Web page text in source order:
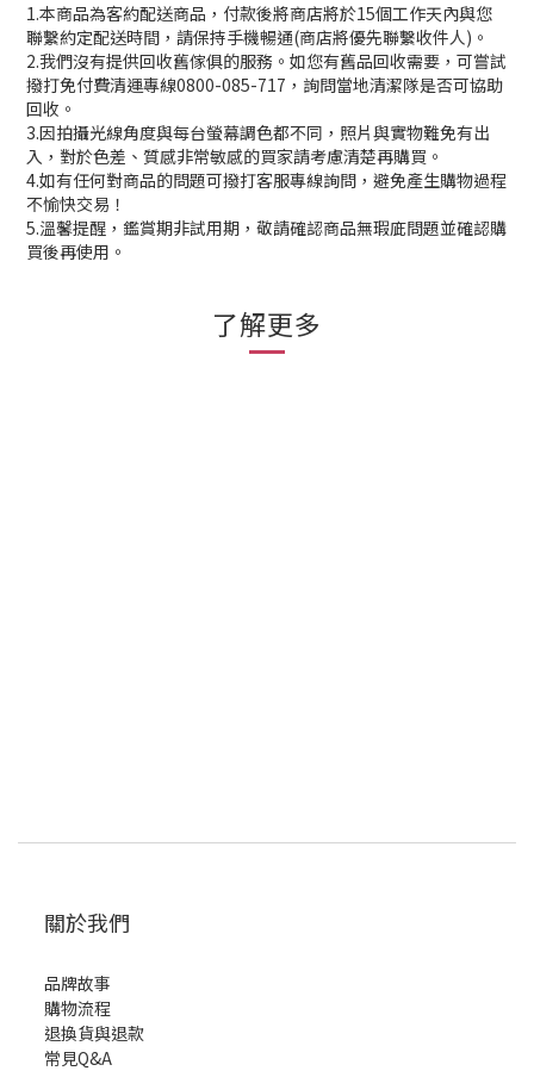
1.本商品為客約配送商品，付款後將商店將於15個工作天內與您
聯繫約定配送時間，請保持手機暢通(商店將優先聯繫收件人)。
2.我們沒有提供回收舊傢俱的服務。如您有舊品回收需要，可嘗試
撥打免付費清運專線0800-085-717，詢問當地清潔隊是否可協助
回收。
3.因拍攝光線角度與每台螢幕調色都不同，照片與實物難免有出
入，對於色差、質感非常敏感的買家請考慮清楚再購買。
4.如有任何對商品的問題可撥打客服專線詢問，避免產生購物過程
不愉快交易！
5.溫馨提醒，鑑賞期非試用期，敬請確認商品無瑕庛問題並確認購
買後再使用。
了解更多
關於我們
品牌故事
購物流程
退換貨與退款
常見Q&A